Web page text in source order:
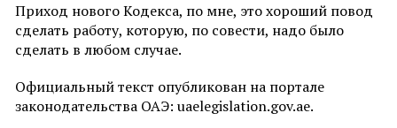
Приход нового Кодекса, по мне, это хороший повод
сделать работу, которую, по совести, надо было
сделать в любом случае.
Официальный текст опубликован на портале
законодательства ОАЭ: uaelegislation.gov.ae.